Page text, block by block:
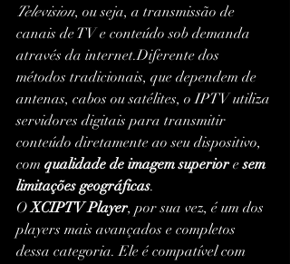
Television, ou seja, a transmissão de
canais de TV e conteúdo sob demanda
através da internet.Diferente dos
métodos tradicionais, que dependem de
antenas, cabos ou satélites, o IPTV utiliza
servidores digitais para transmitir
conteúdo diretamente ao seu dispositivo,
com qualidade de imagem superior e sem
limitações geográficas.
O XCIPTV Player, por sua vez, é um dos
players mais avançados e completos
dessa categoria. Ele é compatível com